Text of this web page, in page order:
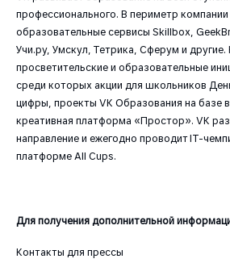
профессионального. В периметр компании
образовательные сервисы Skillbox,
Учи.ру, Умскул, Тетрика, Сферум и другие.
просветительские и образовательные
среди которых акции для школьников
цифры, проекты VK Образования на базе
креативная платформа «Простор». VK
направление и ежегодно проводит IT-
платформе All Cups.
Для получения дополнительной
Контакты для прессы